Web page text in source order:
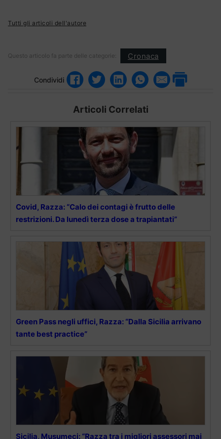
Tutti gli articoli dell'autore
Questo articolo fa parte delle categorie: Cronaca
Condividi
Articoli Correlati
Covid, Razza: “Calo dei contagi è frutto delle
restrizioni. Da lunedì terza dose a trapiantati”
Green Pass negli uffici, Razza: “Dalla Sicilia arrivano
tante best practice”
Sicilia, Musumeci: “Razza tra i migliori assessori mai